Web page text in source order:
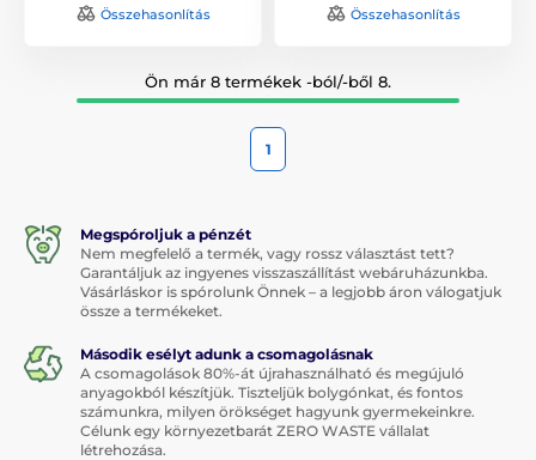
Összehasonlítás Összehasonlítás
Ön már 8 termékek -ból/-ből 8.
1
Megspóroljuk a pénzét
Nem megfelelő a termék, vagy rossz választást tett?
Garantáljuk az ingyenes visszaszállítást webáruházunkba.
Vásárláskor is spórolunk Önnek – a legjobb áron válogatjuk
össze a termékeket.
Második esélyt adunk a csomagolásnak
A csomagolások 80%-át újrahasználható és megújuló
anyagokból készítjük. Tiszteljük bolygónkat, és fontos
számunkra, milyen örökséget hagyunk gyermekeinkre.
Célunk egy környezetbarát ZERO WASTE vállalat
létrehozása.